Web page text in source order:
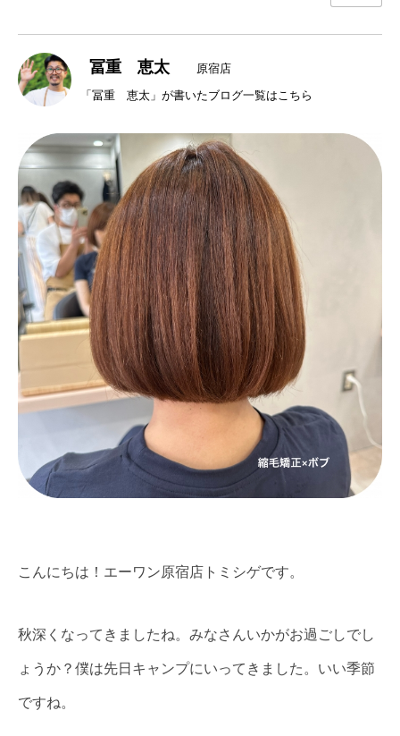
冨重 恵太
原宿店
「冨重 恵太」が書いたブログ一覧はこちら
こんにちは！エーワン原宿店トミシゲです。
秋深くなってきましたね。みなさんいかがお過ごしでし
ょうか？僕は先日キャンプにいってきました。いい季節
ですね。